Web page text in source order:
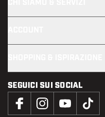
SEGUICI SUI SOCIAL